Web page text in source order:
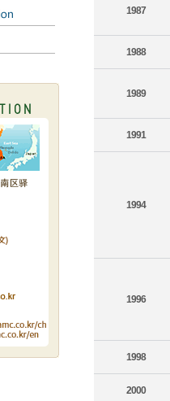
1987
1988
1989
1991
1994
1996
1998
2000